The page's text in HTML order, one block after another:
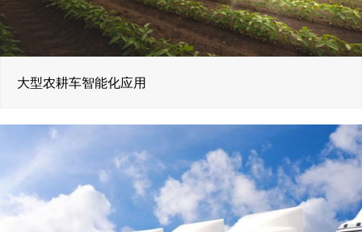
大型农耕车智能化应用